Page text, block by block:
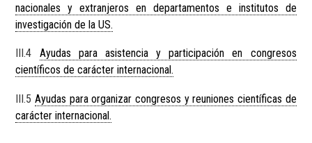
nacionales y extranjeros en departamentos e institutos de
investigación de la US.
III.4 Ayudas para asistencia y participación en congresos
científicos de carácter internacional.
III.5Ayudas para organizar congresos y reuniones científicas de
carácter internacional.